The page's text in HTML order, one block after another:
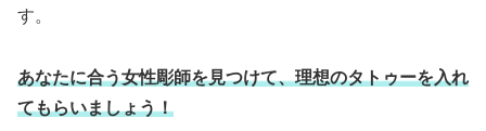
す。
あなたに合う女性彫師を見つけて、理想のタトゥーを入れ
てもらいましょう！